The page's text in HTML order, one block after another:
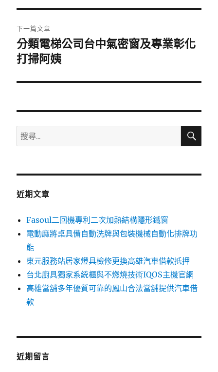
覽
文
章:
下一篇文章
下
一
文
分類電梯公司台中氣密窗及專業彰化
打掃阿姨
搜
尋
鍵
搜
近期文章
Fasoul二回機專利二次加熱結構隱形鐵窗
電動麻將桌具備自動洗牌與包裝機械自動化排牌功
能
東元服務站居家燈具檢修更換高雄汽車借款抵押
台北廚具獨家系統櫃與不燃燒技術IQOS主機官網
高雄當舖多年優質可靠的鳳山合法當舖提供汽車借
款
近期留言